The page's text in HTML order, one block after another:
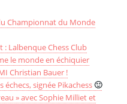
Championnat du Monde
: Lalbenque Chess Club
le monde en échiquier
Christian Bauer !
signée Pikachess🙂
» avec Sophie Milliet et